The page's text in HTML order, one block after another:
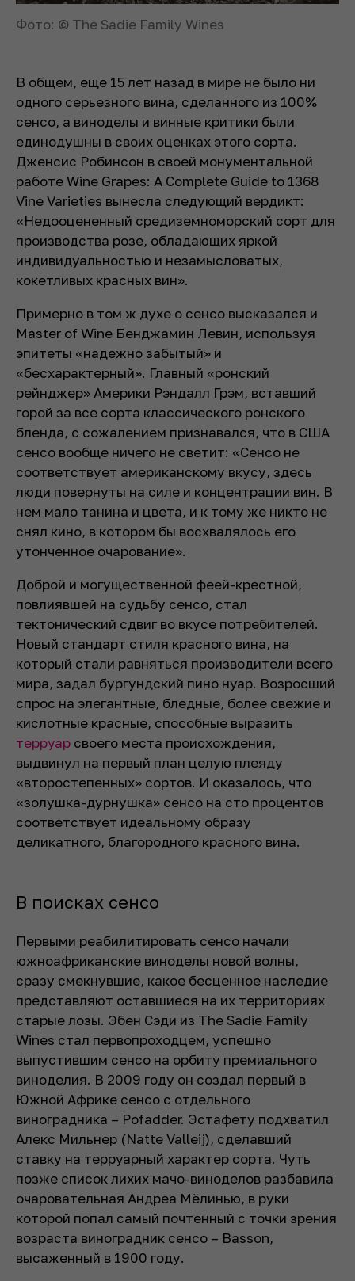
Фото: © The Sadie Family Wines
В общем, еще 15 лет назад в мире не было ни
одного серьезного вина, сделанного из 100%
сенсо, а виноделы и винные критики были
единодушны в своих оценках этого сорта.
Дженсис Робинсон в своей монументальной
работеWine Grapes: A Complete Guide to 1368
Vine Varieties вынесла следующий вердикт:
«Недооцененный средиземноморский сорт для
производства розе, обладающих яркой
индивидуальностью и незамысловатых,
кокетливых красных вин».
Примерно в том ж духе о сенсо высказался и
Master of Wine Бенджамин Левин, используя
эпитеты «надежно забытый» и
«бесхарактерный». Главный «ронский
рейнджер» Америки Рэндалл Грэм, вставший
горой за все сорта классического ронского
бленда, с сожалением признавался, что в США
сенсо вообще ничего не светит: «Сенсо не
соответствует американскому вкусу, здесь
люди повернуты на силе и концентрации вин. В
нем мало танина и цвета, и к тому же никто не
снял кино, в котором бы восхвалялось его
утонченное очарование».
Доброй и могущественной феей-крестной,
повлиявшей на судьбу сенсо, стал
тектонический сдвиг во вкусе потребителей.
Новый стандарт стиля красного вина, на
который стали равняться производители всего
мира, задал бургундский пино нуар. Возросший
спрос на элегантные, бледные, более свежие и
кислотные красные, способные выразить
терруар своего места происхождения,
выдвинул на первый план целую плеяду
«второстепенных» сортов. И оказалось, что
«золушка-дурнушка» сенсо на сто процентов
соответствует идеальному образу
деликатного, благородного красного вина.
В поисках сенсо
Первыми реабилитировать сенсо начали
южноафриканские виноделы новой волны,
сразу смекнувшие, какое бесценное наследие
представляют оставшиеся на их территориях
старые лозы. Эбен Сэди из The Sadie Family
Wines стал первопроходцем, успешно
выпустившим сенсо на орбиту премиального
виноделия. В 2009 году он создал первый в
Южной Африке сенсо с отдельного
виноградника – Pofadder. Эстафету подхватил
Алекс Мильнер (Natte Valleij), сделавший
ставку на терруарный характер сорта. Чуть
позже список лихих мачо-виноделов разбавила
очаровательная Андреа Мёлинью, в руки
которой попал самый почтенный с точки зрения
возраста виноградник сенсо – Basson,
высаженный в 1900 году.